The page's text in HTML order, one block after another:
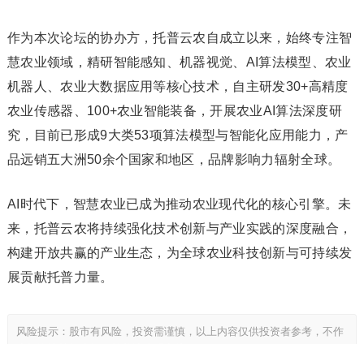
作为本次论坛的协办方，托普云农自成立以来，始终专注智
慧农业领域，精研智能感知、机器视觉、AI算法模型、农业
机器人、农业大数据应用等核心技术，自主研发30+高精度
农业传感器、100+农业智能装备，开展农业AI算法深度研
究，目前已形成9大类53项算法模型与智能化应用能力，产
品远销五大洲50余个国家和地区，品牌影响力辐射全球。
AI时代下，智慧农业已成为推动农业现代化的核心引擎。未
来，托普云农将持续强化技术创新与产业实践的深度融合，
构建开放共赢的产业生态，为全球农业科技创新与可持续发
展贡献托普力量。
风险提示：股市有风险，投资需谨慎，以上内容仅供投资者参考，不作